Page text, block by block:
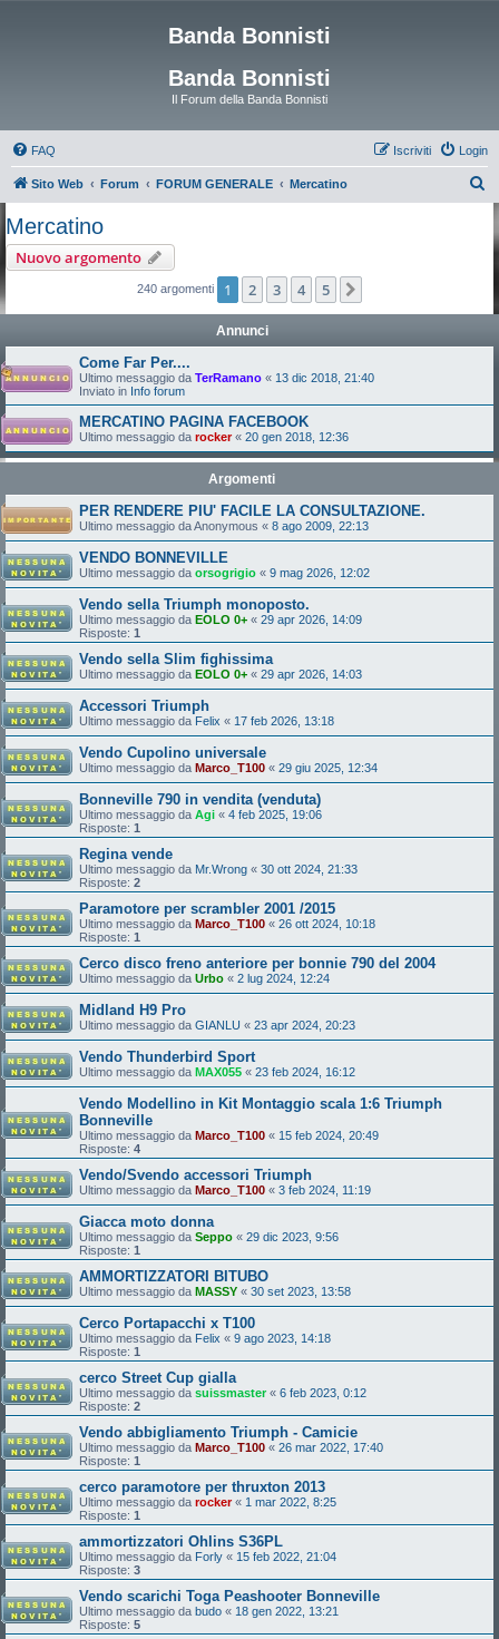
Banda Bonnisti
Banda Bonnisti
Il Forum della Banda Bonnisti
FAQ Login
Iscriviti
Sito Web Forum FORUM GENERALE Mercatino
Mercatino
Nuovo argomento
240 argomenti 1 2 3 4 5
Annunci
Come Far Per....
Ultimo messaggio da TerRamano « 13 dic 2018, 21:40
Inviato in Info forum
MERCATINO PAGINA FACEBOOK
Ultimo messaggio da rocker« 20 gen 2018, 12:36
Argomenti
PER RENDERE PIU' FACILE LA CONSULTAZIONE.
Ultimo messaggio daAnonymous « 8 ago 2009, 22:13
VENDO BONNEVILLE
Ultimo messaggio da orsogrigio « 9 mag 2026, 12:02
Vendo sella Triumph monoposto.
Ultimo messaggio da EOLO 0+ « 29 apr 2026, 14:09
Risposte: 1
Vendo sella Slim fighissima
Ultimo messaggio da EOLO 0+ « 29 apr 2026, 14:03
Accessori Triumph
Ultimo messaggio da Felix « 17 feb 2026, 13:18
Vendo Cupolino universale
Ultimo messaggio da Marco_T100 « 29 giu 2025, 12:34
Bonneville 790 in vendita (venduta)
Ultimo messaggio da Agi « 4 feb 2025, 19:06
Risposte: 1
Regina vende
Ultimo messaggio da Mr.Wrong « 30 ott 2024, 21:33
Risposte: 2
Paramotore per scrambler 2001 /2015
Ultimo messaggio da Marco_T100 « 26 ott 2024, 10:18
Risposte: 1
Cerco disco freno anteriore per bonnie 790 del 2004
Ultimo messaggio da Urbo « 2 lug 2024, 12:24
Midland H9 Pro
Ultimo messaggio da GIANLU « 23 apr 2024, 20:23
Vendo Thunderbird Sport
Ultimo messaggio da MAX055 « 23 feb 2024, 16:12
Vendo Modellino in Kit Montaggio scala 1:6 Triumph
Bonneville
Ultimo messaggio da Marco_T100 « 15 feb 2024, 20:49
Risposte: 4
Vendo/Svendo accessori Triumph
Ultimo messaggio da Marco_T100 « 3 feb 2024, 11:19
Giacca moto donna
Ultimo messaggio da Seppo « 29 dic 2023, 9:56
Risposte: 1
AMMORTIZZATORI BITUBO
Ultimo messaggio da MASSY « 30 set 2023, 13:58
Cerco Portapacchi x T100
Ultimo messaggio da Felix « 9 ago 2023, 14:18
Risposte: 1
cerco Street Cup gialla
Ultimo messaggio da suissmaster« 6 feb 2023, 0:12
Risposte: 2
Vendo abbigliamento Triumph - Camicie
Ultimo messaggio da Marco_T100 « 26 mar 2022, 17:40
Risposte: 1
cerco paramotore per thruxton 2013
Ultimo messaggio da rocker« 1 mar 2022, 8:25
Risposte: 1
ammortizzatori Ohlins S36PL
Ultimo messaggio da Forly « 15 feb 2022, 21:04
Risposte: 3
Vendo scarichi Toga Peashooter Bonneville
Ultimo messaggio da budo « 18 gen 2022, 13:21
Risposte: 5